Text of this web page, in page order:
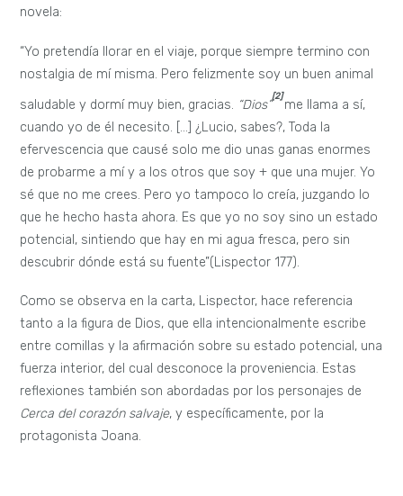
novela:
“Yo pretendía llorar en el viaje, porque siempre termino con
nostalgia de mí misma. Pero felizmente soy un buen animal
saludable y dormí muy bien, gracias. “Dios”
[2]
me llama a sí,
cuando yo de él necesito. […] ¿Lucio, sabes?, Toda la
efervescencia que causé solo me dio unas ganas enormes
de probarme a mí y a los otros que soy + que una mujer. Yo
sé que no me crees. Pero yo tampoco lo creía, juzgando lo
que he hecho hasta ahora. Es que yo no soy sino un estado
potencial, sintiendo que hay en mi agua fresca, pero sin
descubrir dónde está su fuente”(Lispector 177).
Como se observa en la carta, Lispector, hace referencia
tanto a la figura de Dios, que ella intencionalmente escribe
entre comillas y la afirmación sobre su estado potencial, una
fuerza interior, del cual desconoce la proveniencia. Estas
reflexiones también son abordadas por los personajes de
Cerca del corazón salvaje, y específicamente, por la
protagonista Joana.